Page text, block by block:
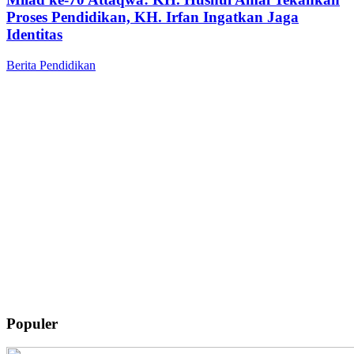
Proses Pendidikan, KH. Irfan Ingatkan Jaga
Identitas
Berita Pendidikan
Populer